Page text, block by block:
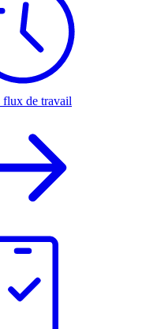
flux de travail